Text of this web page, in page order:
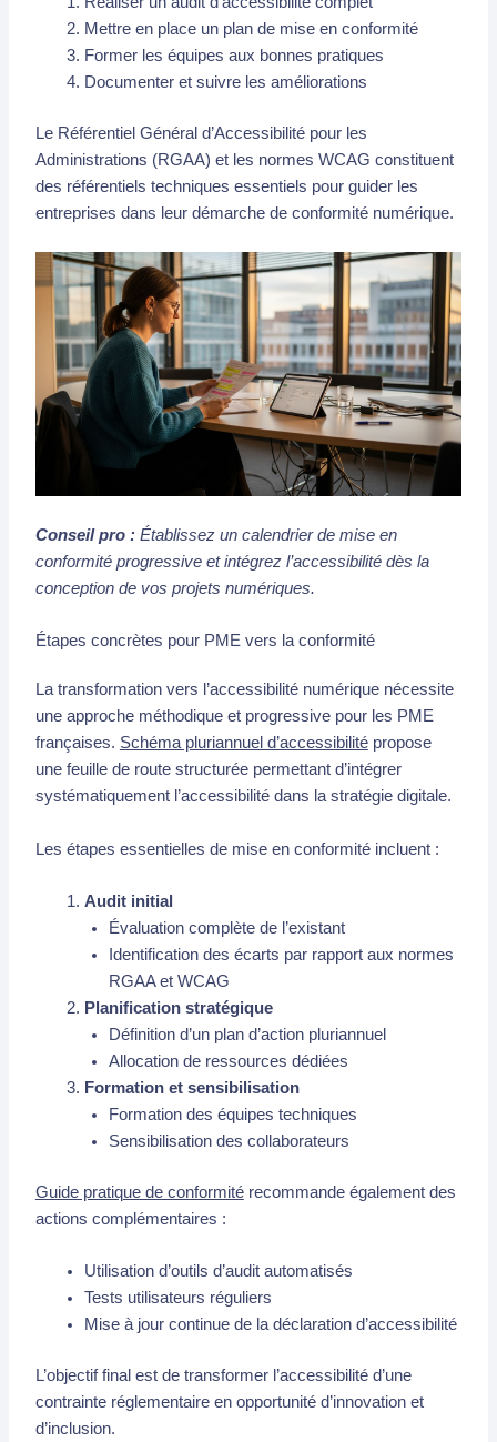
Mettre en place un plan de mise en conformité
Former les équipes aux bonnes pratiques
Documenter et suivre les améliorations
Le Référentiel Général d’Accessibilité pour les
Administrations (RGAA) et les normes WCAG constituent
des référentiels techniques essentiels pour guider les
entreprises dans leur démarche de conformité numérique.
Conseil pro : Établissez un calendrier de mise en
conformité progressive et intégrez l’accessibilité dès la
conception de vos projets numériques.
Étapes concrètes pour PME vers la conformité
La transformation vers l’accessibilité numérique nécessite
une approche méthodique et progressive pour les PME
françaises. Schéma pluriannuel d’accessibilitépropose
une feuille de route structurée permettant d’intégrer
systématiquement l’accessibilité dans la stratégie digitale.
Les étapes essentielles de mise en conformité incluent :
Audit initial
Évaluation complète de l’existant
Identification des écarts par rapport aux normes
RGAA et WCAG
Planification stratégique
Définition d’un plan d’action pluriannuel
Allocation de ressources dédiées
Formation et sensibilisation
Formation des équipes techniques
Sensibilisation des collaborateurs
Guide pratique de conformitérecommande également des
actions complémentaires :
Utilisation d’outils d’audit automatisés
Tests utilisateurs réguliers
Mise à jour continue de la déclaration d’accessibilité
L’objectif final est de transformer l’accessibilité d’une
contrainte réglementaire en opportunité d’innovation et
d’inclusion.